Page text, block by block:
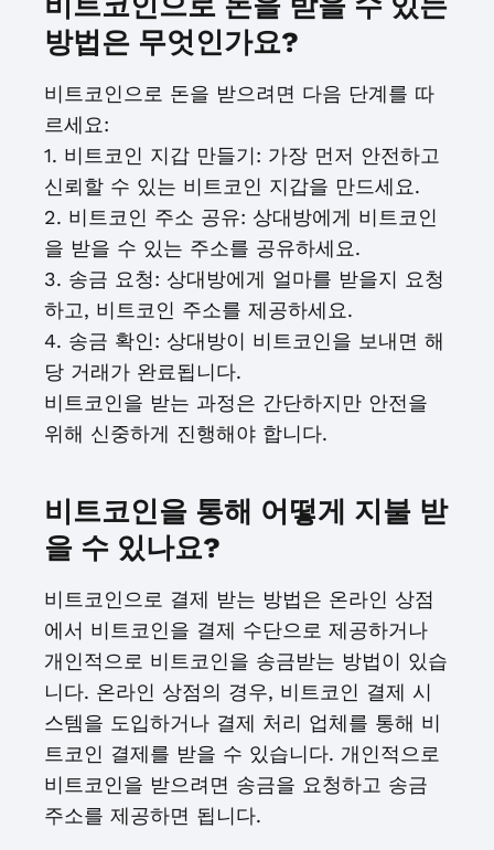
방법은 무엇인가요?
비트코인으로 돈을 받으려면 다음 단계를 따
르세요:
1. 비트코인 지갑 만들기: 가장 먼저 안전하고
신뢰할 수 있는 비트코인 지갑을 만드세요.
2. 비트코인 주소 공유: 상대방에게 비트코인
을 받을 수 있는 주소를 공유하세요.
3. 송금 요청: 상대방에게 얼마를 받을지 요청
하고, 비트코인 주소를 제공하세요.
4. 송금 확인: 상대방이 비트코인을 보내면 해
당 거래가 완료됩니다.
비트코인을 받는 과정은 간단하지만 안전을
위해 신중하게 진행해야 합니다.
비트코인을 통해 어떻게 지불 받
을 수 있나요?
비트코인으로 결제 받는 방법은 온라인 상점
에서 비트코인을 결제 수단으로 제공하거나
개인적으로 비트코인을 송금받는 방법이 있습
니다. 온라인 상점의 경우, 비트코인 결제 시
스템을 도입하거나 결제 처리 업체를 통해 비
트코인 결제를 받을 수 있습니다. 개인적으로
비트코인을 받으려면 송금을 요청하고 송금
주소를 제공하면 됩니다.